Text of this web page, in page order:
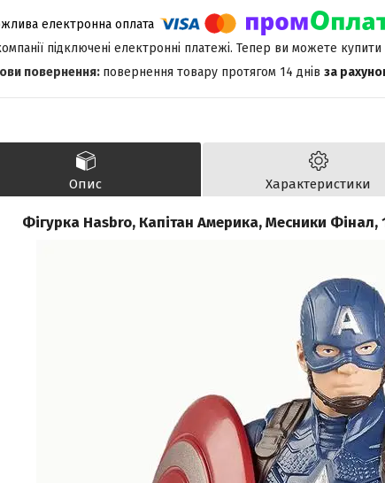
підключені електронні платежі. Тепер ви можете
повернення товару протягом 14 днів за
Опис Характеристики
Фігурка Hasbro, Капітан Америка, Месники